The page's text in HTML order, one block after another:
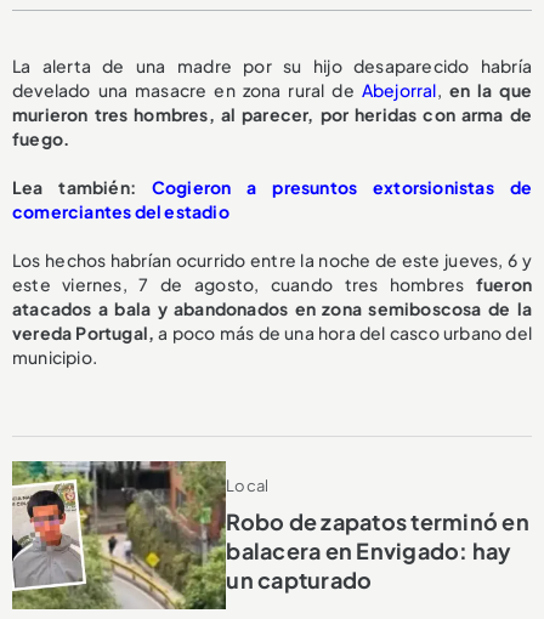
La alerta de una madre por su hijo desaparecido habría
develado una masacre en zona rural de Abejorral, en la que
murieron tres hombres, al parecer, por heridas con arma de
fuego.
Lea también: Cogieron a presuntos extorsionistas de
comerciantes del estadio
Los hechos habrían ocurrido entre la noche de este jueves, 6 y
este viernes, 7 de agosto, cuando tres hombres fueron
atacados a bala y abandonados en zona semiboscosa de la
vereda Portugal, a poco más de una hora del casco urbano del
municipio.
Local
Robo de zapatos terminó en
balacera en Envigado: hay
un capturado